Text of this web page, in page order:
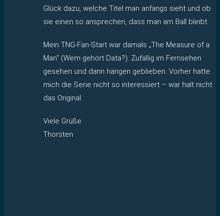
Glück dazu, welche Titel man anfangs sieht und ob
sie einen so ansprechen, dass man am Ball bleibt.
Mein TNG-Fan-Start war damals „The Measure of a
Man“ (Wem gehört Data?). Zufällig im Fernsehen
gesehen und dann hängen geblieben. Vorher hatte
mich die Serie nicht so interessiert – war halt nicht
das Original.
Viele Grüße
Thorsten